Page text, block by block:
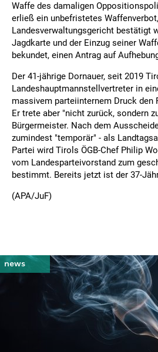
Waffe des damaligen
erließ ein unbefristetes
Landesverwaltungsgericht bestätigt
Jagdkarte und der Einzug seiner
bekundet, einen Antrag auf
Der 41-jährige Dornauer, seit 2019
Landeshauptmannstellvertreter in
massivem parteiinternem Druck den
Er trete aber "nicht zurück, sondern
Bürgermeister. Nach dem
zumindest "temporär" - als
Partei wird Tirols ÖGB-Chef Philip
vom Landesparteivorstand zum
bestimmt. Bereits jetzt ist der 37-
(APA/JuF)